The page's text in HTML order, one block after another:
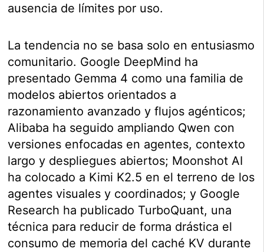
ausencia de límites por uso.
La tendencia no se basa solo en entusiasmo
comunitario. Google DeepMind ha
presentado Gemma 4 como una familia de
modelos abiertos orientados a
razonamiento avanzado y flujos agénticos;
Alibaba ha seguido ampliando Qwen con
versiones enfocadas en agentes, contexto
largo y despliegues abiertos; Moonshot AI
ha colocado a Kimi K2.5 en el terreno de los
agentes visuales y coordinados; y Google
Research ha publicado TurboQuant, una
técnica para reducir de forma drástica el
consumo de memoria del caché KV durante